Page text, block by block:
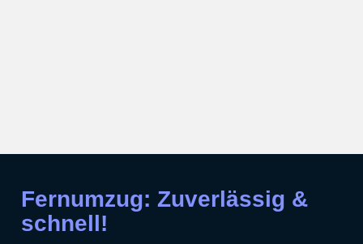
Fernumzug: Zuverlässig &
schnell!